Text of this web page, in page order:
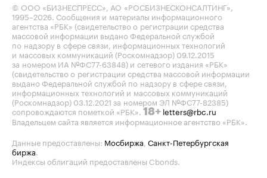
© ООО «БИЗНЕСПРЕСС», АО «РОСБИЗНЕСКОНСАЛТИНГ»,
1995–2026. Сообщения и материалы информационного
агентства «РБК» (свидетельство о регистрации средства
массовой информации выдано Федеральной службой
по надзору в сфере связи, информационных технологий
и массовых коммуникаций (Роскомнадзор) 09.12.2015
за номером ИА №ФС77-63848) и сетевого издания «РБК»
(свидетельство о регистрации средства массовой информации
выдано Федеральной службой по надзору в сфере связи,
информационных технологий и массовых коммуникаций
(Роскомнадзор) 03.12.2021 за номером ЭЛ №ФС77-82385)
сопровождаются пометкой «РБК». 18+ letters@rbc.ru
Владельцем сайта является информационное агентство «РБК».
Данные предоставлены: Мосбиржа, Санкт-Петербургская
биржа.
Индексы облигаций предоставлены Cbonds.